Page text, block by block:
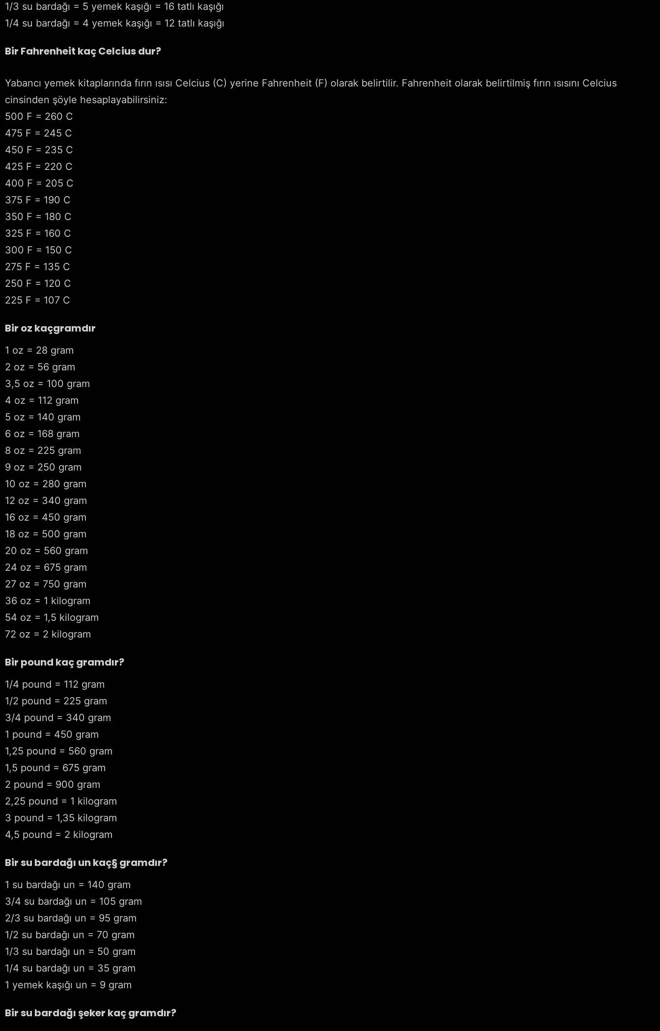
1/3 su bardağı = 5 yemek kaşığı = 16 tatlı kaşığı
1/4 su bardağı = 4 yemek kaşığı = 12 tatlı kaşığı
Bir Fahrenheit kaç Celcius dur?
Yabancı yemek kitaplarında fırın ısısı Celcius (C) yerine Fahrenheit (F) olarak belirtilir. Fahrenheit olarak belirtilmiş fırın ısısını Celcius
cinsinden şöyle hesaplayabilirsiniz:
500 F = 260 C
475 F = 245 C
450 F = 235 C
425 F = 220 C
400 F = 205 C
375 F = 190 C
350 F = 180 C
325 F = 160 C
300 F = 150 C
275 F = 135 C
250 F = 120 C
225 F = 107 C
Bir oz kaçgramdır
1 oz = 28 gram
2 oz = 56 gram
3,5 oz = 100 gram
4 oz = 112 gram
5 oz = 140 gram
6 oz = 168 gram
8 oz = 225 gram
9 oz = 250 gram
10 oz = 280 gram
12 oz = 340 gram
16 oz = 450 gram
18 oz = 500 gram
20 oz = 560 gram
24 oz = 675 gram
27 oz = 750 gram
36 oz = 1 kilogram
54 oz = 1,5 kilogram
72 oz = 2 kilogram
Bir pound kaç gramdır?
1/4 pound = 112 gram
1/2 pound = 225 gram
3/4 pound = 340 gram
1 pound = 450 gram
1,25 pound = 560 gram
1,5 pound = 675 gram
2 pound = 900 gram
2,25 pound = 1 kilogram
3 pound = 1,35 kilogram
4,5 pound = 2 kilogram
Bir su bardağı un kaç§ gramdır?
1 su bardağı un = 140 gram
3/4 su bardağı un = 105 gram
2/3 su bardağı un = 95 gram
1/2 su bardağı un = 70 gram
1/3 su bardağı un = 50 gram
1/4 su bardağı un = 35 gram
1 yemek kaşığı un = 9 gram
Bir su bardağı şeker kaç gramdır?